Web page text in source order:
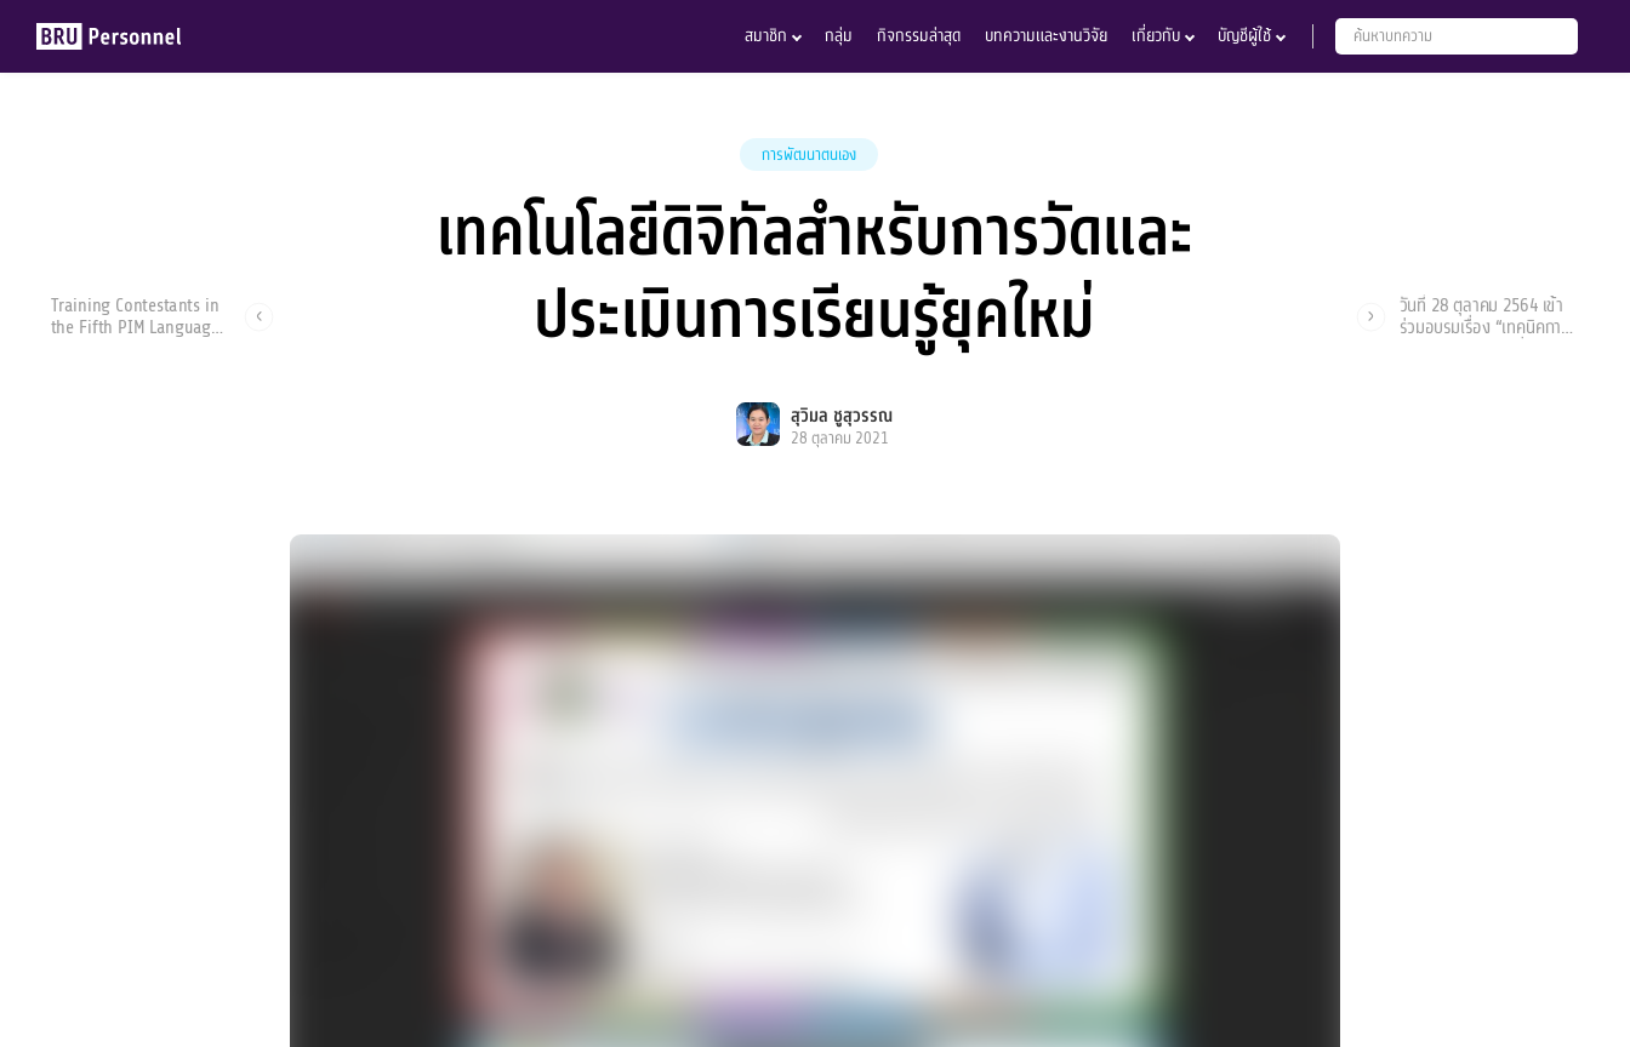
สมาชิก กลุ่ม กิจกรรมล่าสุด บทความและงานวิจัย เกี่ยวกับ บัญชีผู้ใช้
การพัฒนาตนเอง
เทคโนโลยีดิจิทัลสำหรับการวัดและ
ประเมินการเรียนรู้ยุคใหม่
สุวิมล ชูสุวรรณ
28 ตุลาคม 2021
Training Contestants in
the Fifth PIM Language
วันที่ 28 ตุลาคม 2564 เข้า
ร่วมอบรมเรื่อง “เทคนิคการ